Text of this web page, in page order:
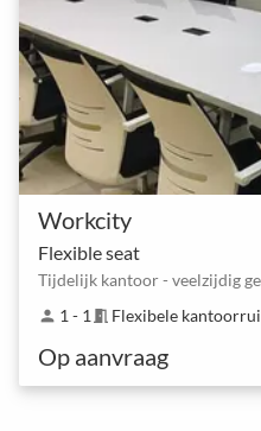
Workcity
Flexible seat
Tijdelijk kantoor - veelzijdig
person 1 - 1 meeting_room Flexibele
Op aanvraag